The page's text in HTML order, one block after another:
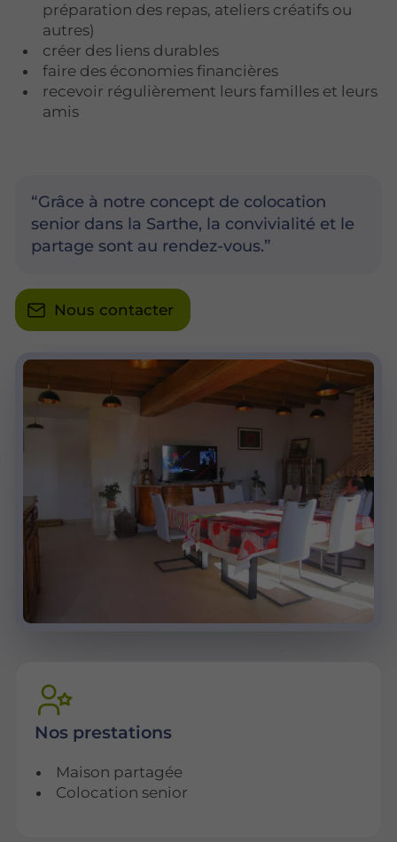
préparation des repas, ateliers créatifs ou
autres)
créer des liens durables
faire des économies financières
recevoir régulièrement leurs familles et leurs
amis
Grâce à notre concept de colocation
senior dans la Sarthe, la convivialité et le
partage sont au rendez-vous.
Nous contacter
Nos prestations
Maison partagée
Colocation senior